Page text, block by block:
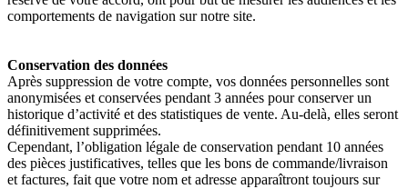
comportements de navigation sur notre site.
Conservation des données
Après suppression de votre compte, vos données personnelles sont
anonymisées et conservées pendant 3 années pour conserver un
historique d’activité et des statistiques de vente. Au-delà, elles seront
définitivement supprimées.
Cependant, l’obligation légale de conservation pendant 10 années
des pièces justificatives, telles que les bons de commande/livraison
et factures, fait que votre nom et adresse apparaîtront toujours sur